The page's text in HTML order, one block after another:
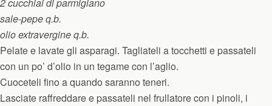
2 cucchiai di parmigiano
sale-pepe q.b.
olio extravergine q.b.
Pelate e lavate gli asparagi. Tagliateli a tocchetti e passateli
con un po’ d’olio in un tegame con l’aglio.
Cuoceteli fino a quando saranno teneri.
Lasciate raffreddare e passateli nel frullatore con i pinoli, i